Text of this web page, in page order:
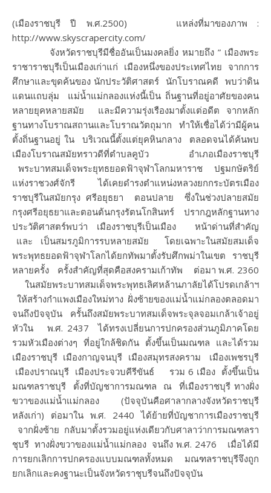
(เมืองราชบุรี ปี พ.ศ.2500) แหล่งที่มาของภาพ :
http://www.skyscrapercity.com/
จังหวัดราชบุรีมีชื่ออันเป็นมงคลยิ่ง หมายถึง ” เมืองพระ
ราชาราชบุรีเป็นเมืองเก่าแก่ เมืองหนึ่งของประเทศไทย จากการ
ศึกษาและขุดค้นของ นักประวัติศาสตร์ นักโบราณคดี พบว่าดิน
แดนแถบลุ่ม แม่น้ำแม่กลองแห่งนี้เป็น ถิ่นฐานที่อยู่อาศัยของคน
หลายยุคหลายสมัย และมีความรุ่งเรืองมาตั้งแต่อดีต จากหลัก
ฐานทางโบราณสถานและโบราณวัตถุมาก ทำให้เชื่อได้ว่ามีผู้คน
ตั้งถิ่นฐานอยู่ ใน บริเวณนี้ตั้งแต่ยุคหินกลาง ตลอดจนได้ค้นพบ
เมืองโบราณสมัยทราวดีที่ตำบลคูบัว อำเภอเมืองราชบุรี
พระบาทสมเด็จพระยุทธยอดฟ้าจุฬาโลกมหาราช ปฐมกษัตริย์
แห่งราชวงศ์จักรี ได้เคยดำรงตำแหน่งหลวงยกกระบัตรเมือง
ราชบุรีในสมัยกรุง ศรีอยุธยา ตอนปลาย ซึ่งในช่วงปลายสมัย
กรุงศรีอยุธยาและตอนต้นกรุงรัตนโกสินทร์ ปรากฎหลักฐานทาง
ประวัติศาสตร์พบว่า เมืองราชบุรีเป็นเมือง หน้าด่านที่สำคัญ
และ เป็นสมรภูมิการรบหลายสมัย โดยเฉพาะในสมัยสมเด็จ
พระพุทธยอดฟ้าจุฬาโลกได้ยกทัพมาตั้งรับศึกพม่าในเขต ราชบุรี
หลายครั้ง ครั้งสำคัญที่สุดคือสงครามเก้าทัพ ต่อมา พ.ศ. 2360
ในสมัยพระบาทสมเด็จพระพุทธเลิศหล้านภาลัยได้โปรดเกล้าฯ
ให้สร้างกำแพงเมืองใหม่ทาง ฝั่งซ้ายของแม่น้ำแม่กลองตลอดมา
จนถึงปัจจุบัน ครั้นถึงสมัยพระบาทสมเด็จพระจุลจอมเกล้าเจ้าอยู่
หัวใน พ.ศ. 2437 ได้ทรงเปลี่ยนการปกครองส่วนภูมิภาคโดย
รวมหัวเมืองต่างๆ ที่อยู่ใกล้ชิดกัน ตั้งขึ้นเป็นมณฑล และได้รวม
เมืองราชบุรี เมืองกาญจนบุรี เมืองสมุทรสงคราม เมืองเพชรบุรี
เมืองปราณบุรี เมืองประจวบคีรีขันธ์ รวม 6 เมือง ตั้งขึ้นเป็น
มณฑลราชบุรี ตั้งที่บัญชาการมณฑล ณ ที่เมืองราชบุรี ทางฝั่ง
ขวาของแม่น้ำแม่กลอง (ปัจจุบันคือศาลากลางจังหวัดราชบุรี
หลังเก่า) ต่อมาใน พ.ศ. 2440 ได้ย้ายที่บัญชาการเมืองราชบุรี
จากฝั่งซ้าย กลับมาตั้งรวมอยู่แห่งเดียวกับศาลาว่าการมณฑลรา
ชุบรี ทางฝั่งขวาของแม่น้ำแม่กลอง จนถึง พ.ศ. 2476 เมื่อได้มี
การยกเลิกการปกครองแบบมณฑลทั้งหมด มณฑลราชบุรีจึงถูก
ยกเลิกและคงฐานะเป็นจังหวัดราชุบรีจนถึงปัจจุบัน